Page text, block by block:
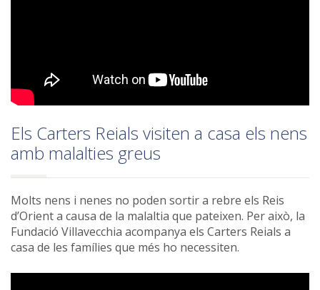
Els Carters Reials visiten a casa els nens
amb malalties greus
Molts nens i nenes no poden sortir a rebre els Reis
d’Orient a causa de la malaltia que pateixen. Per això, la
Fundació Villavecchia acompanya els Carters Reials a
casa de les famílies que més ho necessiten.